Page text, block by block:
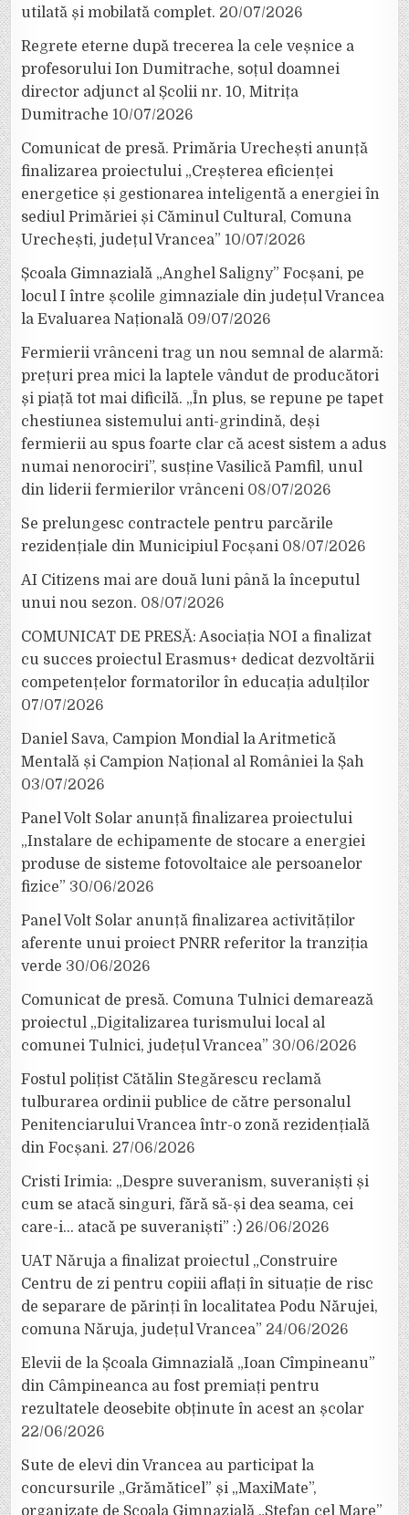
utilată și mobilată complet. 20/07/2026
Regrete eterne după trecerea la cele veșnice a
profesorului Ion Dumitrache, soțul doamnei
director adjunct al Școlii nr. 10, Mitrița
Dumitrache 10/07/2026
Comunicat de presă. Primăria Urechești anunță
finalizarea proiectului „Creșterea eficienței
energetice și gestionarea inteligentă a energiei în
sediul Primăriei și Căminul Cultural, Comuna
Urechești, județul Vrancea” 10/07/2026
Școala Gimnazială „Anghel Saligny” Focșani, pe
locul I între școlile gimnaziale din județul Vrancea
la Evaluarea Națională 09/07/2026
Fermierii vrânceni trag un nou semnal de alarmă:
prețuri prea mici la laptele vândut de producători
și piață tot mai dificilă. „În plus, se repune pe tapet
chestiunea sistemului anti-grindină, deși
fermierii au spus foarte clar că acest sistem a adus
numai nenorociri”, susține Vasilică Pamfil, unul
din liderii fermierilor vrânceni 08/07/2026
Se prelungesc contractele pentru parcările
rezidențiale din Municipiul Focșani 08/07/2026
AI Citizens mai are două luni până la începutul
unui nou sezon. 08/07/2026
COMUNICAT DE PRESĂ: Asociația NOI a finalizat
cu succes proiectul Erasmus+ dedicat dezvoltării
competențelor formatorilor în educația adulților
07/07/2026
Daniel Sava, Campion Mondial la Aritmetică
Mentală și Campion Național al României la Șah
03/07/2026
Panel Volt Solar anunță finalizarea proiectului
„Instalare de echipamente de stocare a energiei
produse de sisteme fotovoltaice ale persoanelor
fizice” 30/06/2026
Panel Volt Solar anunță finalizarea activităților
aferente unui proiect PNRR referitor la tranziția
verde 30/06/2026
Comunicat de presă. Comuna Tulnici demarează
proiectul „Digitalizarea turismului local al
comunei Tulnici, județul Vrancea” 30/06/2026
Fostul polițist Cătălin Stegărescu reclamă
tulburarea ordinii publice de către personalul
Penitenciarului Vrancea într-o zonă rezidențială
din Focșani. 27/06/2026
Cristi Irimia: „Despre suveranism, suveraniști și
cum se atacă singuri, fără să-și dea seama, cei
care-i… atacă pe suveraniști” :) 26/06/2026
UAT Năruja a finalizat proiectul „Construire
Centru de zi pentru copiii aflați în situație de risc
de separare de părinți în localitatea Podu Nărujei,
comuna Năruja, județul Vrancea” 24/06/2026
Elevii de la Școala Gimnazială „Ioan Cîmpineanu”
din Câmpineanca au fost premiați pentru
rezultatele deosebite obținute în acest an școlar
22/06/2026
Sute de elevi din Vrancea au participat la
concursurile „Grămăticel” și „MaxiMate”,
organizate de Școala Gimnazială „Ștefan cel Mare”